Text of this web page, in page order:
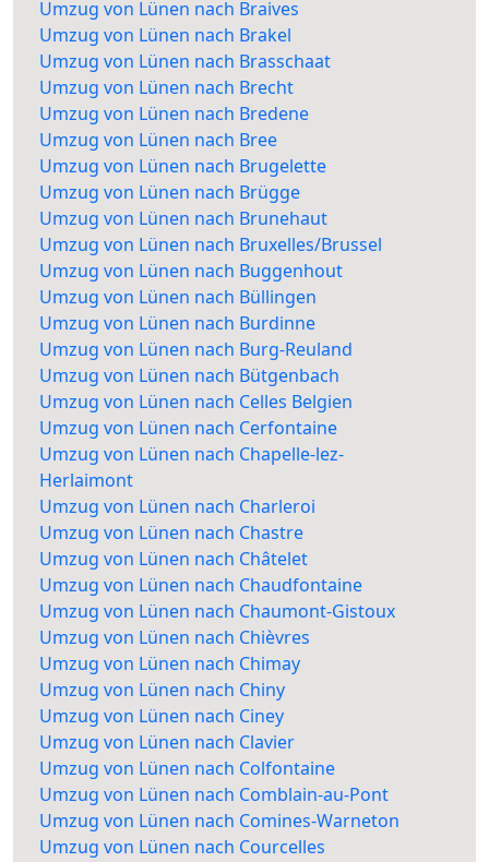
Umzug von Lünen nach Braives
Umzug von Lünen nach Brakel
Umzug von Lünen nach Brasschaat
Umzug von Lünen nach Brecht
Umzug von Lünen nach Bredene
Umzug von Lünen nach Bree
Umzug von Lünen nach Brugelette
Umzug von Lünen nach Brügge
Umzug von Lünen nach Brunehaut
Umzug von Lünen nach Bruxelles/Brussel
Umzug von Lünen nach Buggenhout
Umzug von Lünen nach Büllingen
Umzug von Lünen nach Burdinne
Umzug von Lünen nach Burg-Reuland
Umzug von Lünen nach Bütgenbach
Umzug von Lünen nach Celles Belgien
Umzug von Lünen nach Cerfontaine
Umzug von Lünen nach Chapelle-lez-
Herlaimont
Umzug von Lünen nach Charleroi
Umzug von Lünen nach Chastre
Umzug von Lünen nach Châtelet
Umzug von Lünen nach Chaudfontaine
Umzug von Lünen nach Chaumont-Gistoux
Umzug von Lünen nach Chièvres
Umzug von Lünen nach Chimay
Umzug von Lünen nach Chiny
Umzug von Lünen nach Ciney
Umzug von Lünen nach Clavier
Umzug von Lünen nach Colfontaine
Umzug von Lünen nach Comblain-au-Pont
Umzug von Lünen nach Comines-Warneton
Umzug von Lünen nach Courcelles